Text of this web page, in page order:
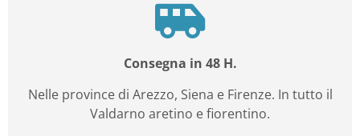
Consegna in 48 H.
Nelle province di Arezzo, Siena e Firenze. In tutto il
Valdarno aretino e fiorentino.